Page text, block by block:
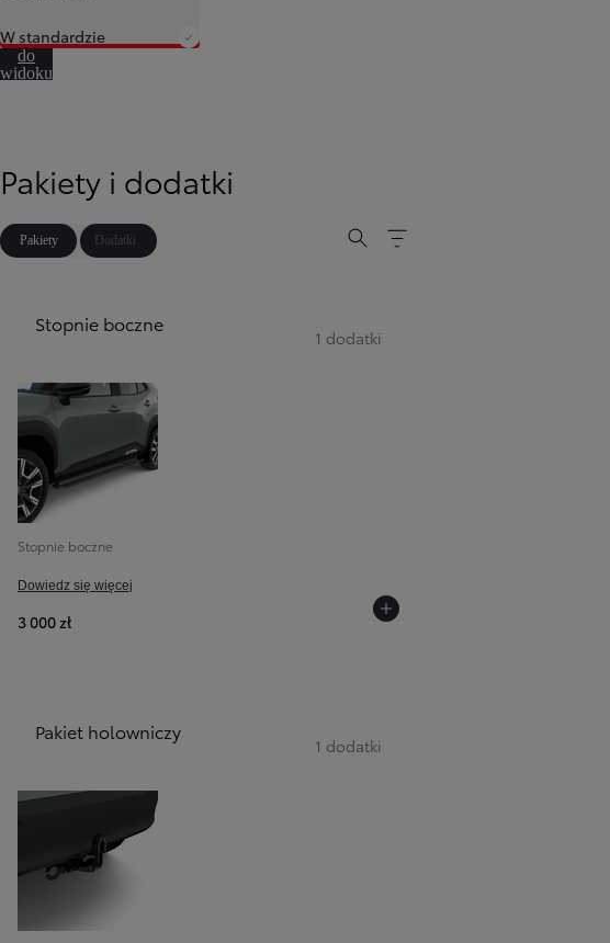
W standardzie
Przejdź
do
widoku
Pakiety i dodatki
Pakiety Dodatki
Stopnie boczne
1 dodatki
Stopnie boczne
Dowiedz się więcej
3 000 zł
Pakiet holowniczy
1 dodatki